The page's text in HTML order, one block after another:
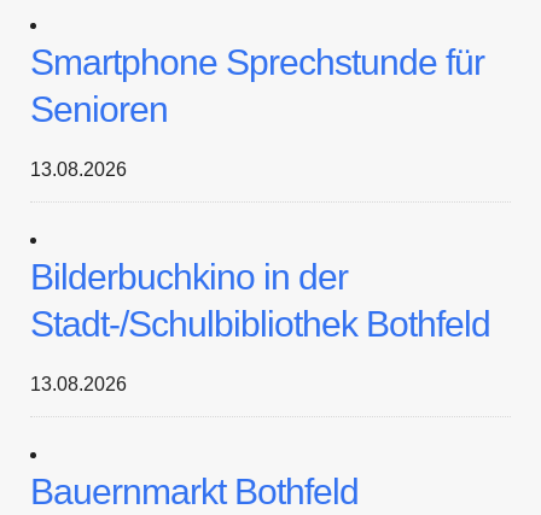
Smartphone Sprechstunde für
Senioren
13.08.2026
Bilderbuchkino in der
Stadt-/Schulbibliothek Bothfeld
13.08.2026
Bauernmarkt Bothfeld